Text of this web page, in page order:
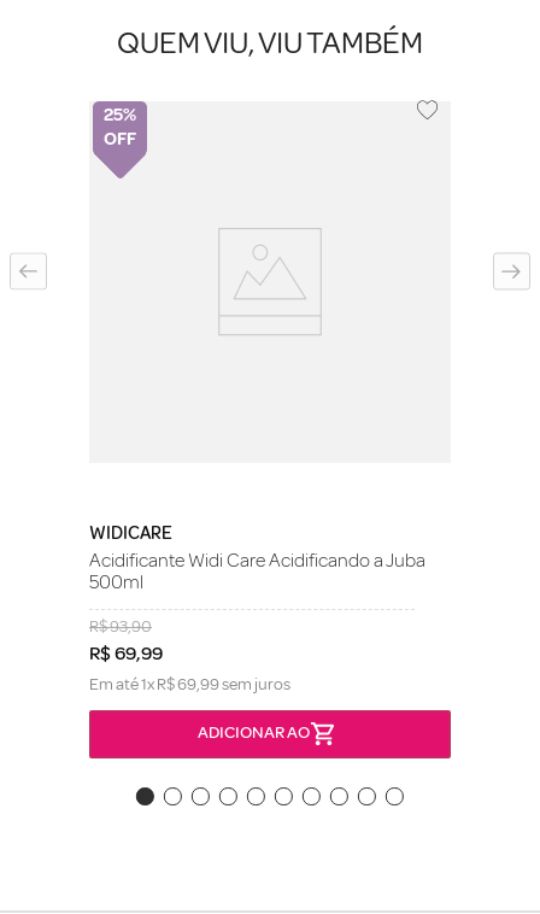
QUEM VIU, VIU TAMBÉM
25%
WIDICARE
Acidificante Widi Care Acidificando a Juba
500ml
R$93,90
R$69,99
Em até1xR$69,99sem juros
ADICIONAR AO